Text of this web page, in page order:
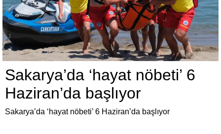
Sakarya’da ‘hayat nöbeti’ 6
Haziran’da başlıyor
Sakarya’da ‘hayat nöbeti’ 6 Haziran’da başlıyor